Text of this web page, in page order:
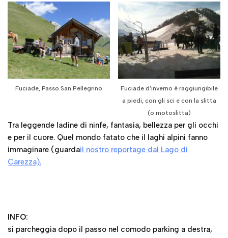
Fuciade, Passo San Pellegrino
Fuciade d’inverno è raggiungibile
a piedi, con gli sci e con la slitta
(o motoslitta)
Tra leggende ladine di ninfe, fantasia, bellezza per gli occhi
e per il cuore. Quel mondo fatato che il laghi alpini fanno
immaginare (guardail nostro reportage dal Lago di
Carezza).
INFO:
si parcheggia dopo il passo nel comodo parking a destra,